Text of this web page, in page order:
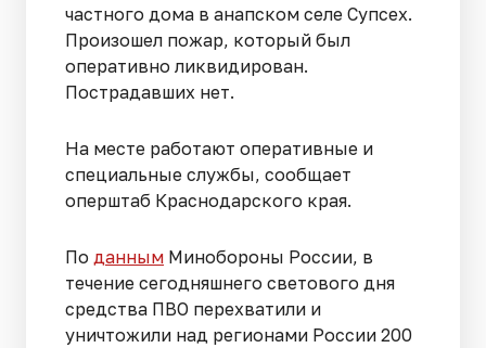
частного дома в анапском селе Супсех.
Произошел пожар, который был
оперативно ликвидирован.
Пострадавших нет.
На месте работают оперативные и
специальные службы, сообщает
оперштаб Краснодарского края.
По данным Минобороны России, в
течение сегодняшнего светового дня
средства ПВО перехватили и
уничтожили над регионами России 200